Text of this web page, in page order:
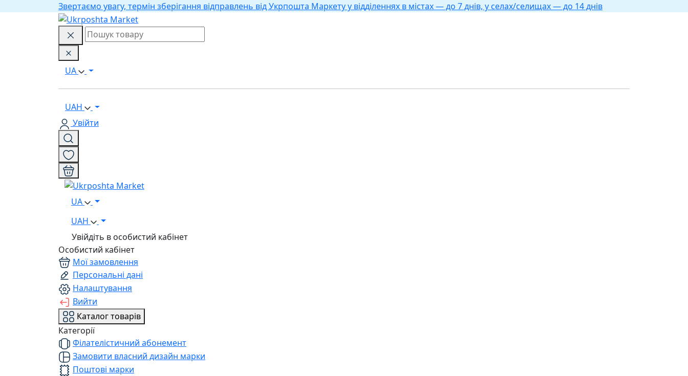
Звертаємо увагу, термін зберігання відправлень від Укрпошта Маркету у відділеннях в містах — до 7 днів, у селах/селищах — до 14 днів
UA
UAH
Увійти
UA
UAH
Увійдіть в особистий кабінет
Особистий кабінет
Мої замовлення
Персональні дані
Налаштування
Вийти
Каталог товарів
Категорії
Філателістичний абонемент
Замовити власний дизайн марки
Поштові марки